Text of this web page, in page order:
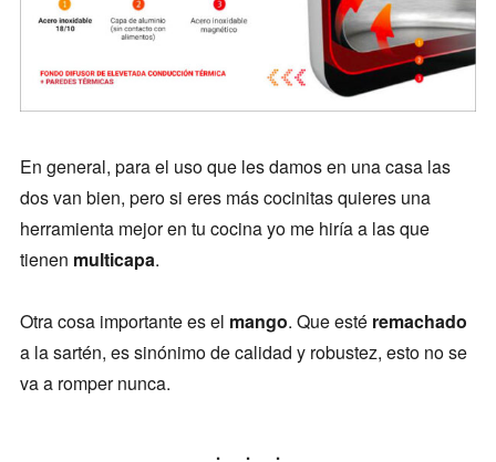
En general, para el uso que les damos en una casa las
dos van bien, pero si eres más cocinitas quieres una
herramienta mejor en tu cocina yo me hiría a las que
tienen multicapa.
Otra cosa importante es el mango. Que esté remachado
a la sartén, es sinónimo de calidad y robustez, esto no se
va a romper nunca.